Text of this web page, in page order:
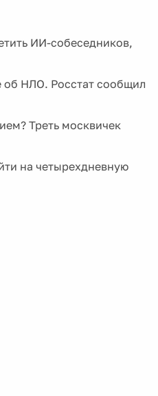
ИИ-собеседников,
НЛО. Росстат сообщил
Треть москвичек
на четырехдневную